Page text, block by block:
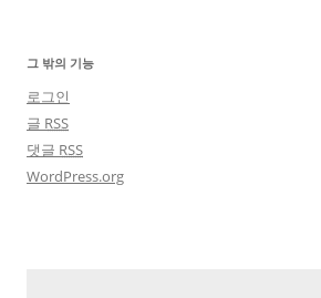
그 밖의 기능
로그인
글 RSS
댓글 RSS
WordPress.org